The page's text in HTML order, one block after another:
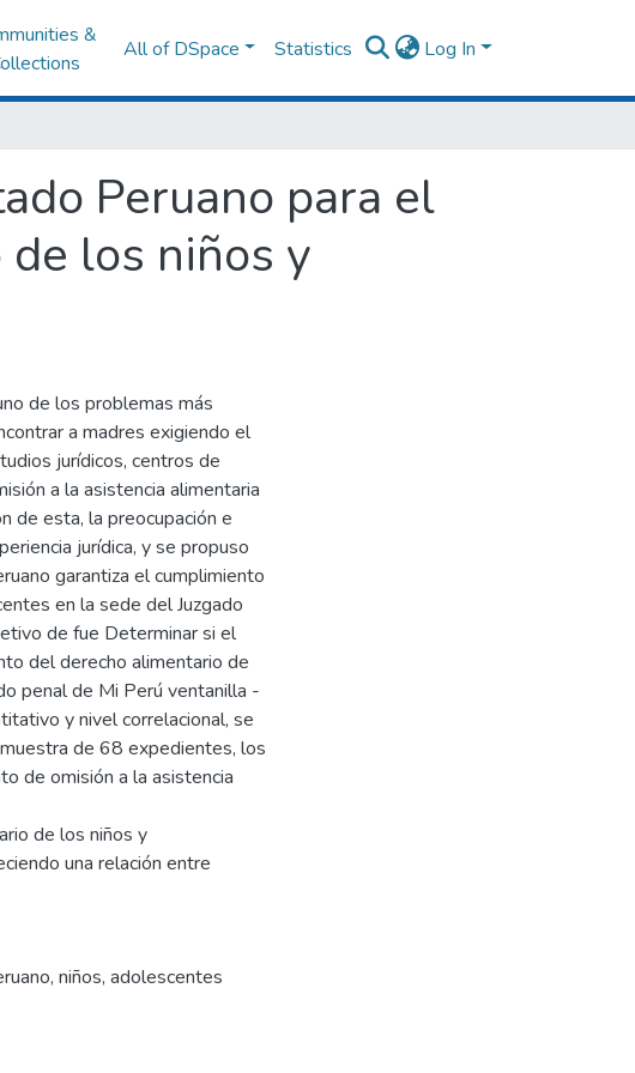
&
All of DSpace Statistics Log In
Peruano para el
los niños y
de los problemas más
a madres exigiendo el
jurídicos, centros de
a la asistencia alimentaria
de esta, la preocupación e
jurídica, y se propuso
garantiza el cumplimiento
en la sede del Juzgado
de fue Determinar si el
del derecho alimentario de
penal de Mi Perú ventanilla -
y nivel correlacional, se
de 68 expedientes, los
de omisión a la asistencia
de los niños y
una relación entre
, niños, adolescentes